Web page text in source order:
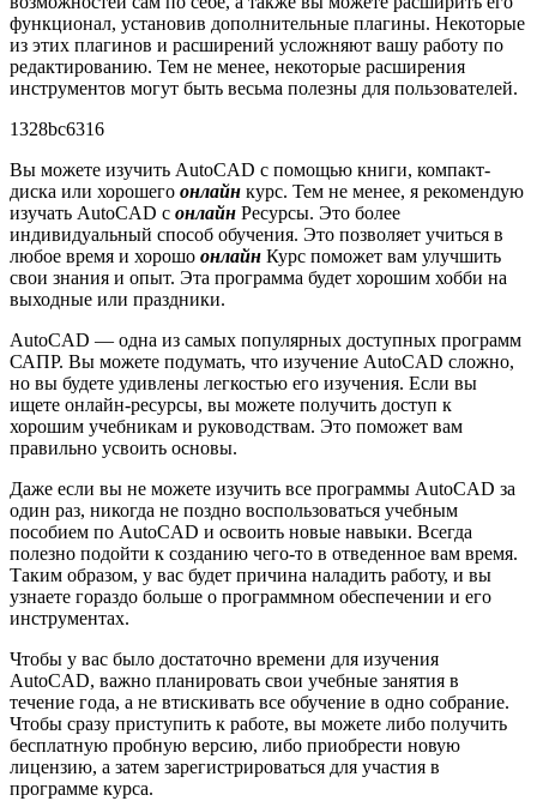
функционал, установив дополнительные плагины. Некоторые
из этих плагинов и расширений усложняют вашу работу по
редактированию. Тем не менее, некоторые расширения
инструментов могут быть весьма полезны для пользователей.
1328bc6316
Вы можете изучить AutoCAD с помощью книги, компакт-
диска или хорошего онлайн курс. Тем не менее, я рекомендую
изучать AutoCAD с онлайн Ресурсы. Это более
индивидуальный способ обучения. Это позволяет учиться в
любое время и хорошо онлайн Курс поможет вам улучшить
свои знания и опыт. Эта программа будет хорошим хобби на
выходные или праздники.
AutoCAD — одна из самых популярных доступных программ
САПР. Вы можете подумать, что изучение AutoCAD сложно,
но вы будете удивлены легкостью его изучения. Если вы
ищете онлайн-ресурсы, вы можете получить доступ к
хорошим учебникам и руководствам. Это поможет вам
правильно усвоить основы.
Даже если вы не можете изучить все программы AutoCAD за
один раз, никогда не поздно воспользоваться учебным
пособием по AutoCAD и освоить новые навыки. Всегда
полезно подойти к созданию чего-то в отведенное вам время.
Таким образом, у вас будет причина наладить работу, и вы
узнаете гораздо больше о программном обеспечении и его
инструментах.
Чтобы у вас было достаточно времени для изучения
AutoCAD, важно планировать свои учебные занятия в
течение года, а не втискивать все обучение в одно собрание.
Чтобы сразу приступить к работе, вы можете либо получить
бесплатную пробную версию, либо приобрести новую
лицензию, а затем зарегистрироваться для участия в
программе курса.